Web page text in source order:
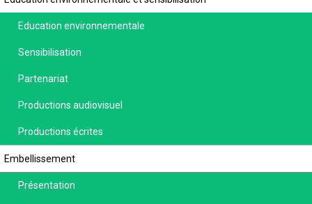
Education environnementale
Sensibilisation
Partenariat
Productions audiovisuel
Productions écrites
Embellissement
Présentation